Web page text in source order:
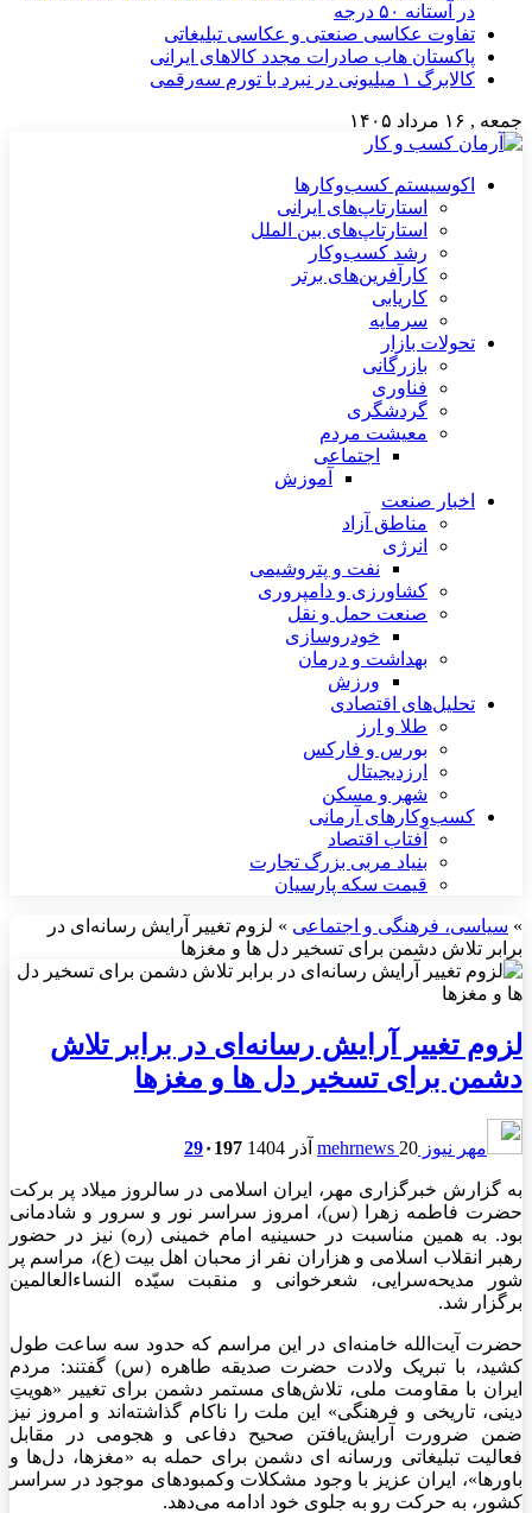
در آستانه ۵۰ درجه
تفاوت عکاسی صنعتی و عکاسی تبلیغاتی
پاکستان هاب صادرات مجدد کالاهای ایرانی
کالابرگ ۱ میلیونی در نبرد با تورم سه‌رقمی
جمعه , ۱۶ مرداد ۱۴۰۵
اکوسیستم کسب‌وکارها
استارتاپ‌های ایرانی
استارتاپ‌های بین الملل
رشد کسب‌وکار
کارآفرین‌های برتر
کاریابی
سرمایه
تحولات بازار
بازرگانی
فناوری
گردشگری
معیشت مردم
اجتماعی
آموزش
اخبار صنعت
مناطق آزاد
انرژی
نفت و پتروشیمی
کشاورزی و دامپروری
صنعت حمل و نقل
خودروسازی
بهداشت و درمان
ورزش
تحلیل‌های اقتصادی
طلا و ارز
بورس و فارکس
ارزدیجیتال
شهر و مسکن
کسب‌وکارهای آرمانی
آفتاب اقتصاد
بنیاد مربی بزرگ تجارت
قیمت سکه پارسیان
» سیاسی، فرهنگی و اجتماعی » لزوم تغییر آرایش رسانه‌ای در
برابر تلاش دشمن برای تسخیر دل ها و مغزها
لزوم تغییر آرایش رسانه‌ای در برابر تلاش
دشمن برای تسخیر دل ها و مغزها
مهر نیوز mehrnews 20 آذر 1404 29۰ 197
به گزارش خبرگزاری مهر، ایران اسلامی در سالروز میلاد پر برکت
حضرت فاطمه زهرا (س)، امروز سراسر نور و سرور و شادمانی
بود. به همین مناسبت در حسینیه امام خمینی (ره) نیز در حضور
رهبر انقلاب اسلامی و هزاران نفر از محبان اهل بیت (ع)، مراسم پر
شور
مدیحه‌سرایی، شعرخوانی و منقبت سیّده
النساء‌العالمین
برگزار شد.
حضرت آیت‌الله خامنه‌ای در این مراسم که حدود سه ساعت طول
کشید، با تبریک ولادت حضرت صدیقه طاهره (س) گفتند: مردم
ایران با مقاومت ملی، تلاش‌های مستمر دشمن برای تغییر «هویتِ
دینی، تاریخی و فرهنگی» این ملت را ناکام گذاشته‌اند و امروز نیز
ضمن ضرورت آرایش‌یافتن صحیح دفاعی و هجومیدر مقابل
فعالیت تبلیغاتی ورسانه ای دشمن برای حمله به «مغزها، دل‌ها و
باورها»، ایران عزیز با وجود مشکلات وکمبودهای موجود در سراسر
کشور، به حرکت رو به جلوی خود ادامه می‌دهد.